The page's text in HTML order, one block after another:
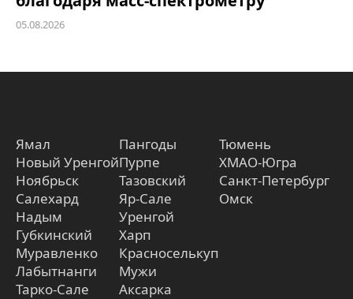
05.08.2026
Ямал
Новый Уренгой
Ноябрьск
Салехард
Надым
Губкинский
Муравленко
Лабытнанги
Тарко-Сале
Пангоды
Пурпе
Тазовский
Яр-Сале
Уренгой
Харп
Красноселькуп
Мужи
Аксарка
Тюмень
ХМАО-Югра
Санкт-Петербург
Омск